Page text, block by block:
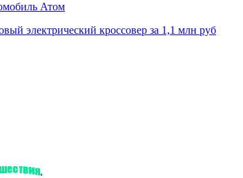
Атом
электрический кроссовер за 1,1 млн руб